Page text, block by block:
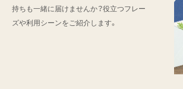
持ちも一緒に届けませんか？役立つフレー
ズや利用シーンをご紹介します。